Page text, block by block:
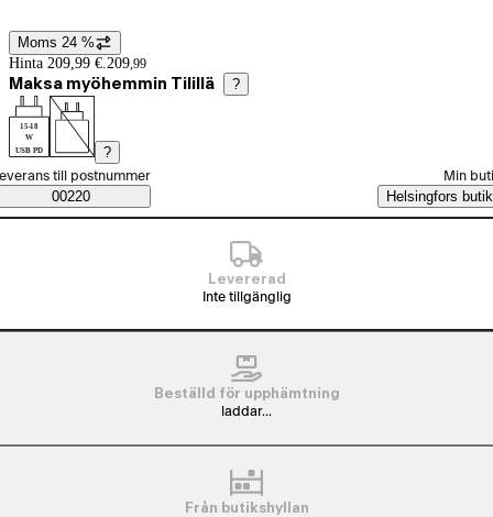
Prisinformation
Moms 24 %
Hinta 209,99 €. 209,99
Maksa myöhemmin Tilillä ?
15-18
W
USB PD
?
Saatavuustiedot
beställningssätt
till postnummer
00220
Min
Helsingfors butik
Levererad
Inte tillgänglig
Beställd för upphämtning
laddar...
Från butikshyllan